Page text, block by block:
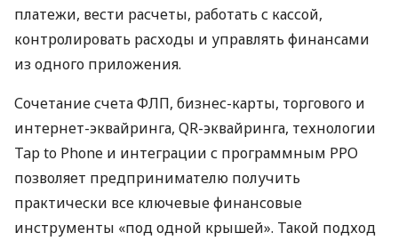
платежи, вести расчеты, работать с кассой,
контролировать расходы и управлять финансами
из одного приложения.
Сочетание счета ФЛП, бизнес-карты, торгового и
интернет-эквайринга, QR-эквайринга, технологии
Tap to Phone и интеграции с программным РРО
позволяет предпринимателю получить
практически все ключевые финансовые
инструменты «под одной крышей». Такой подход